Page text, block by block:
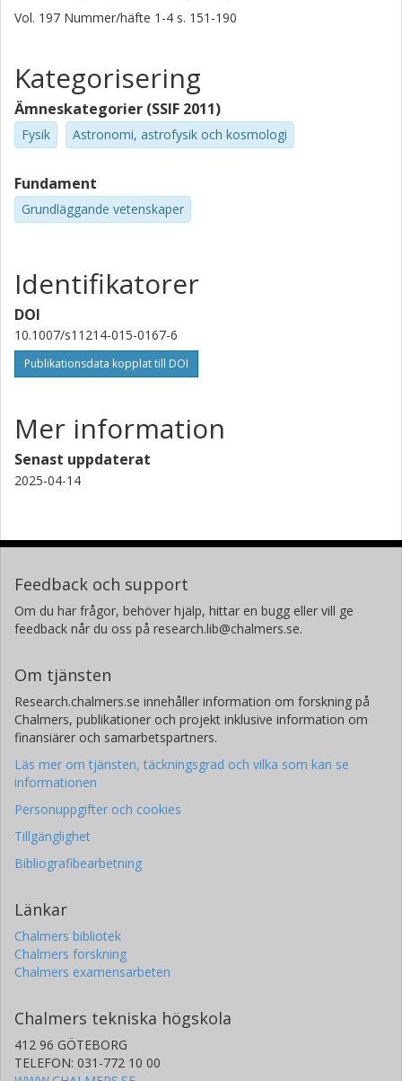
Y. Ellinger
P. Gast
Deutsches Zentrums für Luft- und Raumfahrt (DLR)
E. Gibb
S. N. Milam
National Aeronautics and Space Administration (NASA)
O. Mousis
Laboratoire d'Astrophysique de Marseille
F. Pauzat
Sorbonne Université
Eva Wirström
Chalmers, Rymd- och geovetenskap, Radioastronomi och
astrofysik
Sorbonne Université
Vol. 197 Nummer/häfte 1-4 s. 151-190
Kategorisering
Ämneskategorier (SSIF 2011)
Fysik Astronomi, astrofysik och kosmologi
Fundament
Grundläggande vetenskaper
Identifikatorer
DOI
10.1007/s11214-015-0167-6
Publikationsdata kopplat till DOI
Mer information
Senast uppdaterat
2025-04-14
Feedback och support
Om du har frågor, behöver hjälp, hittar en bugg eller vill ge
feedback når du oss på research.lib@chalmers.se.
Om tjänsten
Research.chalmers.se innehåller information om forskning på
Chalmers, publikationer och projekt inklusive information om
finansiärer och samarbetspartners.
Läs mer om tjänsten, täckningsgrad och vilka som kan se
informationen
Personuppgifter och cookies
Tillgänglighet
Bibliografibearbetning
Länkar
Chalmers bibliotek
Chalmers forskning
Chalmers examensarbeten
Chalmers tekniska högskola
412 96 GÖTEBORG
TELEFON: 031-772 10 00